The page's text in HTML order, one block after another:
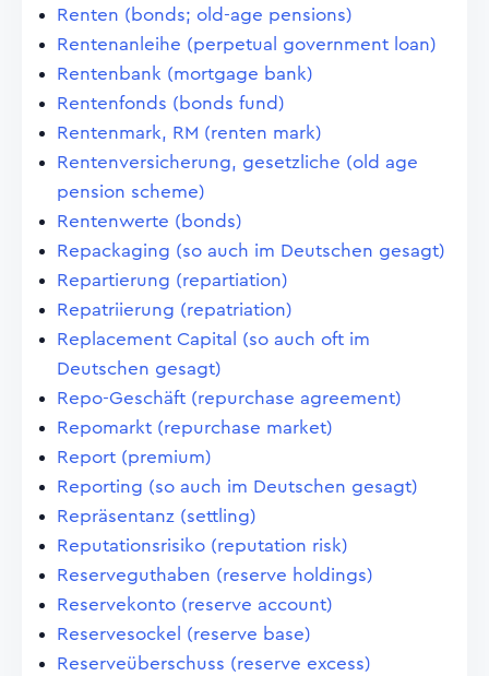
Renten (bonds; old-age pensions)
Rentenanleihe (perpetual government loan)
Rentenbank (mortgage bank)
Rentenfonds (bonds fund)
Rentenmark, RM (renten mark)
Rentenversicherung, gesetzliche (old age
pension scheme)
Rentenwerte (bonds)
Repackaging (so auch im Deutschen gesagt)
Repartierung (repartiation)
Repatriierung (repatriation)
Replacement Capital (so auch oft im
Deutschen gesagt)
Repo-Geschäft (repurchase agreement)
Repomarkt (repurchase market)
Report (premium)
Reporting (so auch im Deutschen gesagt)
Repräsentanz (settling)
Reputationsrisiko (reputation risk)
Reserveguthaben (reserve holdings)
Reservekonto (reserve account)
Reservesockel (reserve base)
Reserveüberschuss (reserve excess)